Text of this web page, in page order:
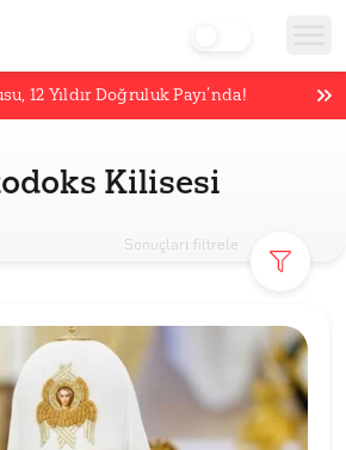
12 Yıldır Doğruluk Payı’nda!
Kilisesi
Sonuçları filtrele